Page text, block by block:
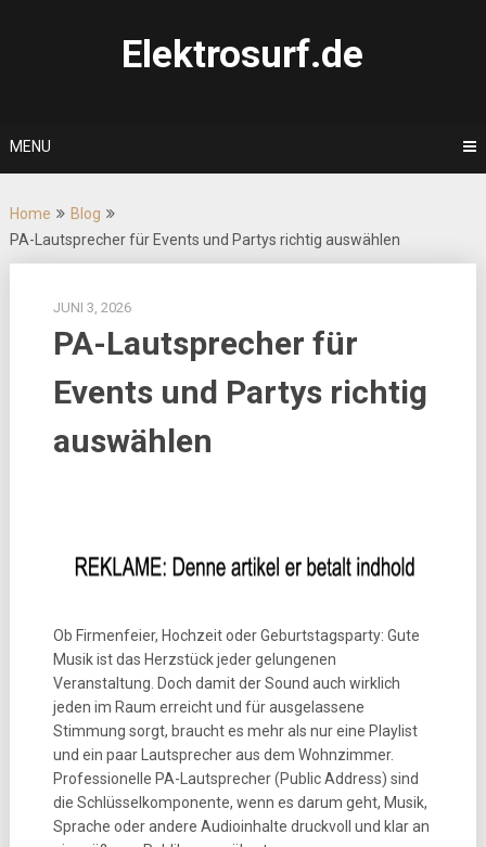
Elektrosurf.de
MENU
Home
Blog
PA-Lautsprecher für Events und Partys richtig auswählen
JUNI 3, 2026
PA-Lautsprecher für
Events und Partys richtig
auswählen
Ob Firmenfeier, Hochzeit oder Geburtstagsparty: Gute
Musik ist das Herzstück jeder gelungenen
Veranstaltung. Doch damit der Sound auch wirklich
jeden im Raum erreicht und für ausgelassene
Stimmung sorgt, braucht es mehr als nur eine Playlist
und ein paar Lautsprecher aus dem Wohnzimmer.
Professionelle PA-Lautsprecher (Public Address) sind
die Schlüsselkomponente, wenn es darum geht, Musik,
Sprache oder andere Audioinhalte druckvoll und klar an